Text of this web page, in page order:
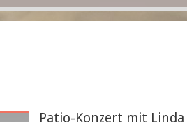
Patio-Konzert mit Linda